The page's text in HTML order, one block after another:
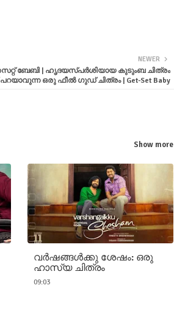
NEWER
സെറ്റ് ബേബി | ഹൃദയസ്പർശിയായ കുടുംബ ചിത്രം
പറയാവുന്ന ഒരു ഫീൽ ഗുഡ് ചിത്രം | Get-Set Baby
Show more
വർഷങ്ങൾക്കു ശേഷം: ഒരു
ഹാസ്യ ചിത്രം
09:03